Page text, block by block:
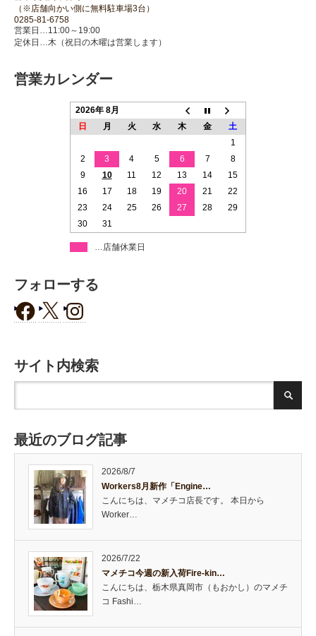
（※店舗向かい側に無料駐車場3台）
0285-81-6758
営業日…11:00～19:00
定休日…木（祝日の木曜は営業します）
営業カレンダー
2026年 8月
日
月 火 水 木 金
土
1
2
3 4 5 6 7
8
9
10 11 12 13 14
15
16
17 18 19 20 21
22
23
24 25 26 27 28
29
30
31
…店舗休業日
フォローする
サイト内検索
最近のブログ記事
2026/8/7
Workers8月新作「Engine…
こんにちは、マメチコ店長です。 本日から
Worker…
2026/7/22
マメチコ今週の新入荷Fire-kin…
こんにちは、栃木県真岡市（もおかし）のマメチ
コ Fashi…